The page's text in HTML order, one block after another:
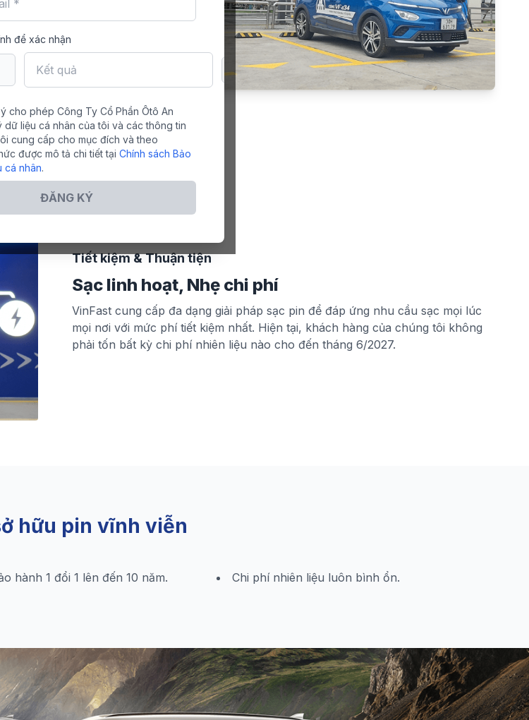
đốt
Tiết kiệm & Thuận tiện
Sạc linh hoạt, Nhẹ chi phí
VinFast cung cấp đa dạng giải pháp sạc pin để đáp ứng nhu cầu sạc mọi lúc
mọi nơi với mức phí tiết kiệm nhất. Hiện tại, khách hàng của chúng tôi không
phải tốn bất kỳ chi phí nhiên liệu nào cho đến tháng 6/2027.
hữu pin vĩnh viễn
hành 1 đổi 1 lên đến 10 năm. Chi phí nhiên liệu luôn bình ổn.
để xác nhận
cho phép Công Ty Cổ Phần Ôtô An
dữ liệu cá nhân của tôi và các thông tin
cung cấp cho mục đích và theo
được mô tả chi tiết tại Chính sách Bảo
cá nhân.
ĐĂNG KÝ